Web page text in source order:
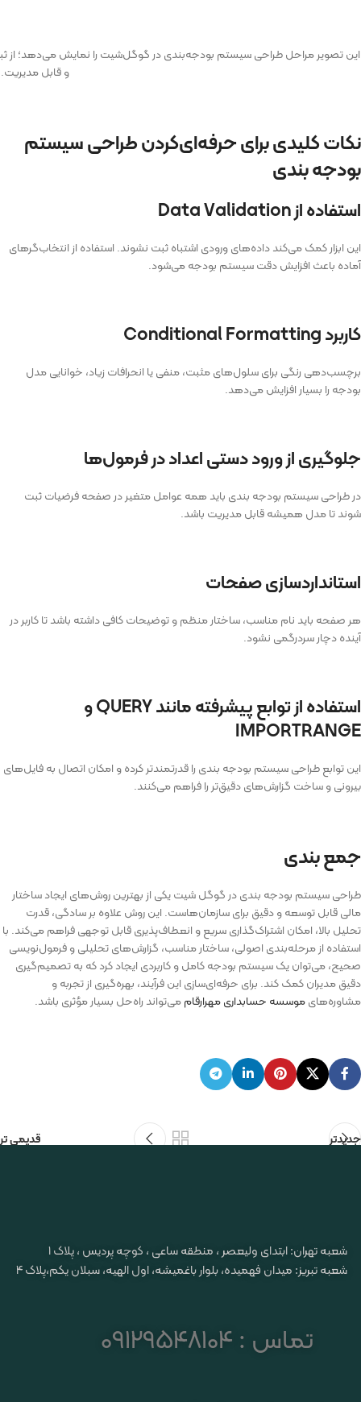
این تصویر مراحل طراحی سیستم بودجه‌بندی در گوگل‌شیت را نمایش می‌دهد؛
و قابل مدیریت.
نکات کلیدی برای حرفه‌ای‌کردن طراحی سیستم
بودجه بندی
استفاده از Data Validation
این ابزار کمک می‌کند داده‌های ورودی اشتباه ثبت نشوند. استفاده از انتخاب‌گرهای
آماده باعث افزایش دقت سیستم بودجه می‌شود.
کاربرد Conditional Formatting
برچسب‌دهی رنگی برای سلول‌های مثبت، منفی یا انحرافات زیاد، خوانایی مدل
بودجه را بسیار افزایش می‌دهد.
جلوگیری از ورود دستی اعداد در فرمول‌ها
در طراحی سیستم بودجه بندی باید همه عوامل متغیر در صفحه فرضیات ثبت
شوند تا مدل همیشه قابل مدیریت باشد.
استانداردسازی صفحات
هر صفحه باید نام مناسب، ساختار منظم و توضیحات کافی داشته باشد تا کاربر در
آینده دچار سردرگمی نشود.
استفاده از توابع پیشرفته مانند QUERY و
IMPORTRANGE
این توابع طراحی سیستم بودجه بندی را قدرتمندتر کرده و امکان اتصال به فایل‌های
بیرونی و ساخت گزارش‌های دقیق‌تر را فراهم می‌کنند.
جمع بندی
طراحی سیستم بودجه بندی در گوگل شیت یکی از بهترین روش‌های ایجاد ساختار
مالی قابل توسعه و دقیق برای سازمان‌هاست. این روش علاوه بر سادگی، قدرت
تحلیل بالا، امکان اشتراک‌گذاری سریع و انعطاف‌پذیری قابل توجهی فراهم می‌کند. با
استفاده از مرحله‌بندی اصولی، ساختار مناسب، گزارش‌های تحلیلی و فرمول‌نویسی
صحیح، می‌توان یک سیستم بودجه کامل و کاربردی ایجاد کرد که به تصمیم‌گیری
دقیق مدیران کمک کند. برای حرفه‌ای‌سازی این فرآیند، بهره‌گیری از تجربه و
مشاوره‌هایموسسه حسابداری مهرارقاممی‌تواند راه‌حل بسیار مؤثری باشد.
جدیدتر قدیمی تر
شعبه تهران: ابتدای ولیعصر ، منطقه ساعی ، کوچه پردیس ، پلاک ۱
شعبه تبریز: میدان فهمیده، بلوار باغمیشه، اول الهیه، سبلان یکم،پلاک 4
تماس : 09129548104